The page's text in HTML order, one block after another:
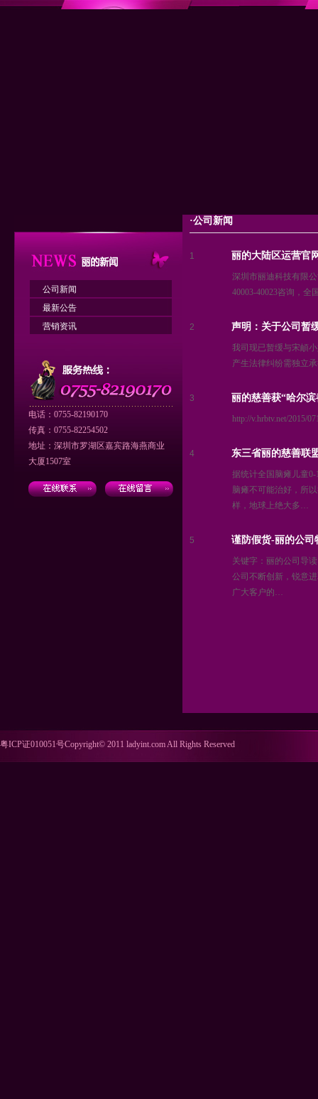
公司新闻
最新公告
营销资讯
电话：0755-82190170
传真：0755-82254502
地址：深圳市罗湖区嘉宾路海燕商业
大厦1507室
·公司新闻
1 丽的大陆区运营官
深圳市丽迪科技有限
40003-40023咨询，全
2 声明：关于公司暂
我司现已暂缓与宋頔
产生法律纠纷需独立
3 丽的慈善获“哈尔
http://v.hrbtv.net/2015/
4 东三省丽的慈善联
据统计全国脑瘫儿童
脑瘫不可能治好，所
样，地球上绝大多…
5 谨防假货-丽的公司
关键字：丽的公司导
公司不断创新，锐意
广大客户的…
粤ICP证010051号Copyright© 2011 ladyint.com All Rights Reserved